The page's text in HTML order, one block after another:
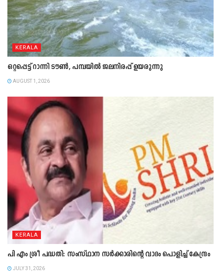
KERALA
ഒറ്റപ്പെട്ട് റാന്നി ടൗൺ, പമ്പയിൽ ജലനിരപ്പ് ഉയരുന്നു
AUGUST 1, 2026
KERALA
പി എം ശ്രീ പദ്ധതി: സംസ്ഥാന സർക്കാരിന്റെ വാദം പൊളിച്ച് കേന്ദ്രം
JULY 31, 2026